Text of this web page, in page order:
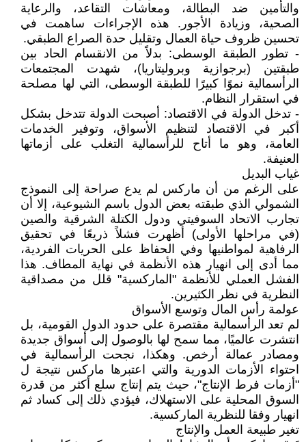
والتأمين ضد البطالة، ومعاشات التقاعد، والرعاية
الصحية، وزيادة الأجور. هذه الإجراءات ساهمت في
تحسين ظروف حياة العمال وتقليل حدة الصراع الطبقي.
- تطور الطبقة الوسطى: بدلاً من الانقسام الحاد بين
طبقتين (برجوازية وبروليتاريا)، شهدت المجتمعات
الرأسمالية نموًا كبيرًا للطبقة الوسطى، التي لها مصلحة
في استقرار النظام.
- تدخل الدولة في الاقتصاد: أصبحت الدولة تتدخل بشكل
أكبر في الاقتصاد لتنظيم الأسواق، وتوفير الخدمات
العامة، وهو ما أتاح للرأسمالية التغلب على أزماتها
العنيفة.
غياب البديل
على الرغم من أن ماركس لم يدع صراحة إلى النموذج
الشمولي الذي طبقته بعض الدول باسم الشيوعية، إلا أن
تجارب الاتحاد السوفيتي ودول الكتلة الشرقية والصين
(في مراحلها الأولى) أظهرت فشلاً ذريعًا في تحقيق
الرفاهية لمواطنيها وفي الحفاظ على الحريات الفردية،
مما أدى إلى انهيار هذه الأنظمة في نهاية المطاف. هذا
الفشل العملي للأنظمة "الماركسية" قلل من مصداقية
النظرية في نظر الكثيرين.
عولمة رأس المال وتوسع الأسواق
لم تعد الرأسمالية مقتصرة على حدود الدول القومية، بل
انتشرت عالميًا، مما سمح لها بالوصول إلى أسواق جديدة
ومصادر عمالة أرخص. وهكذا، نجحت الرأسمالية في
احتواء الأزمات الدورية والتي اعتبرها ماركس نتيجة ل
"أزمات فرط الإنتاج"، حيث يتم إنتاج سلع أكثر من قدرة
السوق المحلية على الاستهلاك، فيؤدي ذلك إلى كساد ثم
انهيار وفقا للنظرية الماركسية.
تغير طبيعة العمل والإنتاج